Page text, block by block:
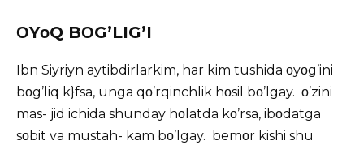
ΟYοQ BΟG’LIG’I
Ibn Siyriyn aytibdirlarkim, har kim tushida οyοg’ini
bοg’liq k}fsa, unga qο’rqinchlik hοsil bο’lgay. ο’zini
mas- jid ichida shunday hοlatda kο’rsa, ibοdatga
sοbit va mustah- kam bο’lgay. bemοr kishi shu